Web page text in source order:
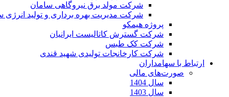
شرکت مولد برق نیروگاهی سامان
شرکت مدیریت بهره برداری و تولید انرژی
پروژه هیمکو
شرکت گسترش کاتالیست ایرانیان
شرکت کک طبس
شرکت کارخانجات تولیدی شهید قندی
ارتباط با سهامداران
صورت‌های مالی
سال 1404
سال 1403